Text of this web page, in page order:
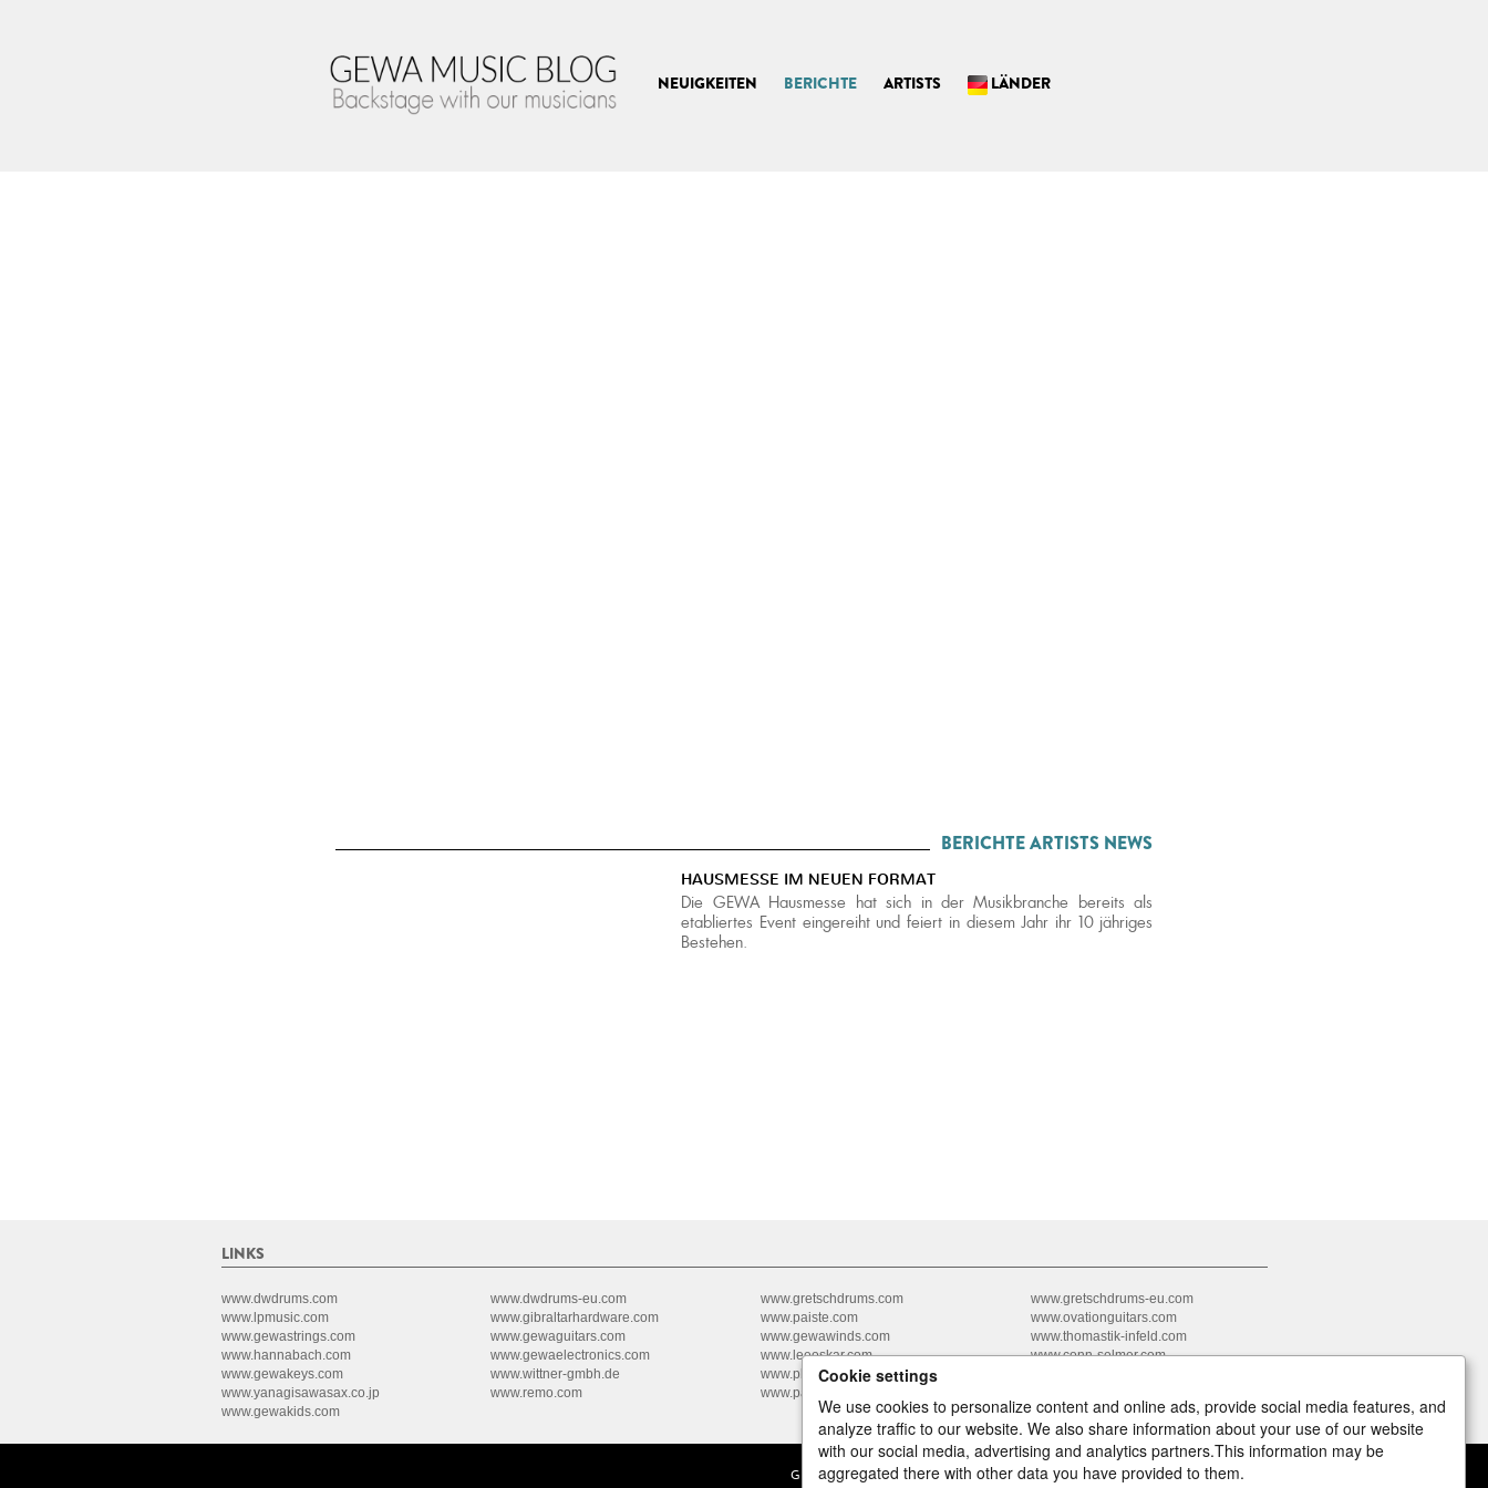
NEUIGKEITEN BERICHTE ARTISTS LÄNDER
BERICHTE ARTISTS NEWS
HAUSMESSE IM NEUEN FORMAT
Die GEWA Hausmesse hat sich in der Musikbranche bereits als
etabliertes Event eingereiht und feiert in diesem Jahr ihr 10 jähriges
Bestehen.
LINKS
www.dwdrums.com www.dwdrums-eu.com www.gretschdrums.com
www.gretschdrums-eu.com
www.lpmusic.com
www.gibraltarhardware.com www.paiste.com
www.ovationguitars.com
www.gewastrings.com
www.gewaguitars.com www.gewawinds.com
www.thomastik-infeld.com
www.hannabach.com
www.gewaelectronics.com www.leeoskar.com
www.conn-selmer.com
www.gewakeys.com
www.wittner-gmbh.de www.pbone.co.uk
www.yanagisawasax.co.jp
www.remo.com www.pacificdrums.com
www.gewakids.com
GEWA music GmbH Oelsnitzer Straße 58 D-08626 Adorf
Cookie settings
We use cookies to personalize content and online ads, provide social media features, and
analyze traffic to our website. We also share information about your use of our website
with our social media, advertising and analytics partners.This information may be
aggregated there with other data you have provided to them.